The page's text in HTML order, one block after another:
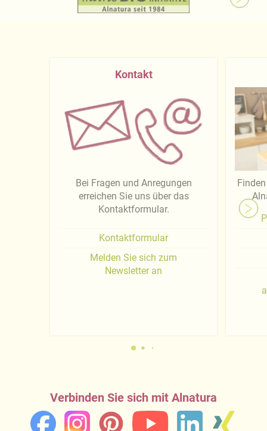
Kontakt
Bei Fragen und Anregungen
erreichen Sie uns über das
Kontaktformular.
Kontaktformular
Melden Sie sich zum
Newsletter an
Verbinden Sie sich mit Alnatura